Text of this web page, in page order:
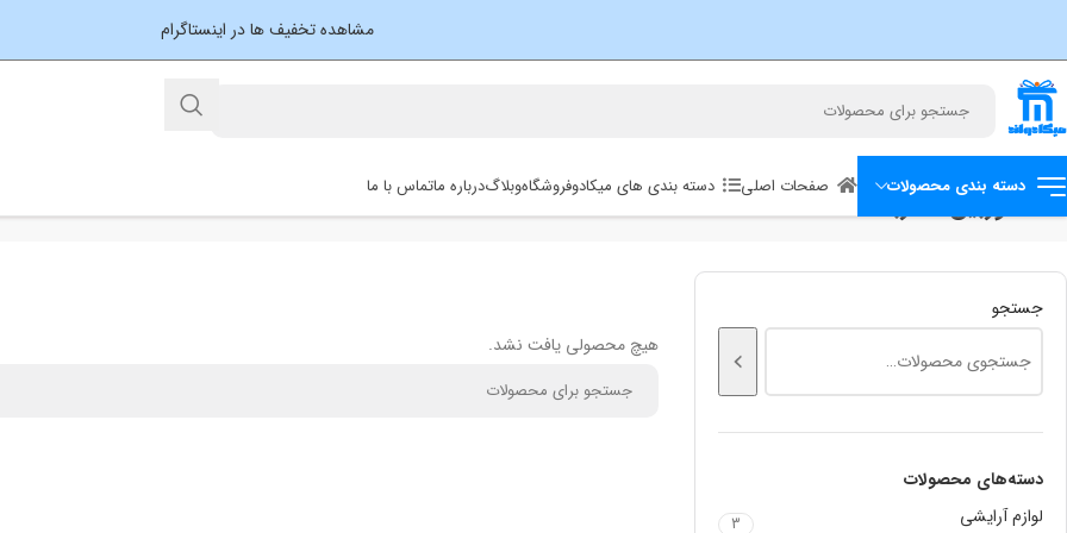
مشاهده تخفیف ها در اینستاگرام
دسته بندی محصولات صفحات اصلی دسته بندی های میکادوفروشگاهوبلاگدرباره ماتماس با ما دوربین مداربسته
جستجو
دسته‌های محصولات
لوازم آرایشی
3
هیچ محصولی یافت نشد.